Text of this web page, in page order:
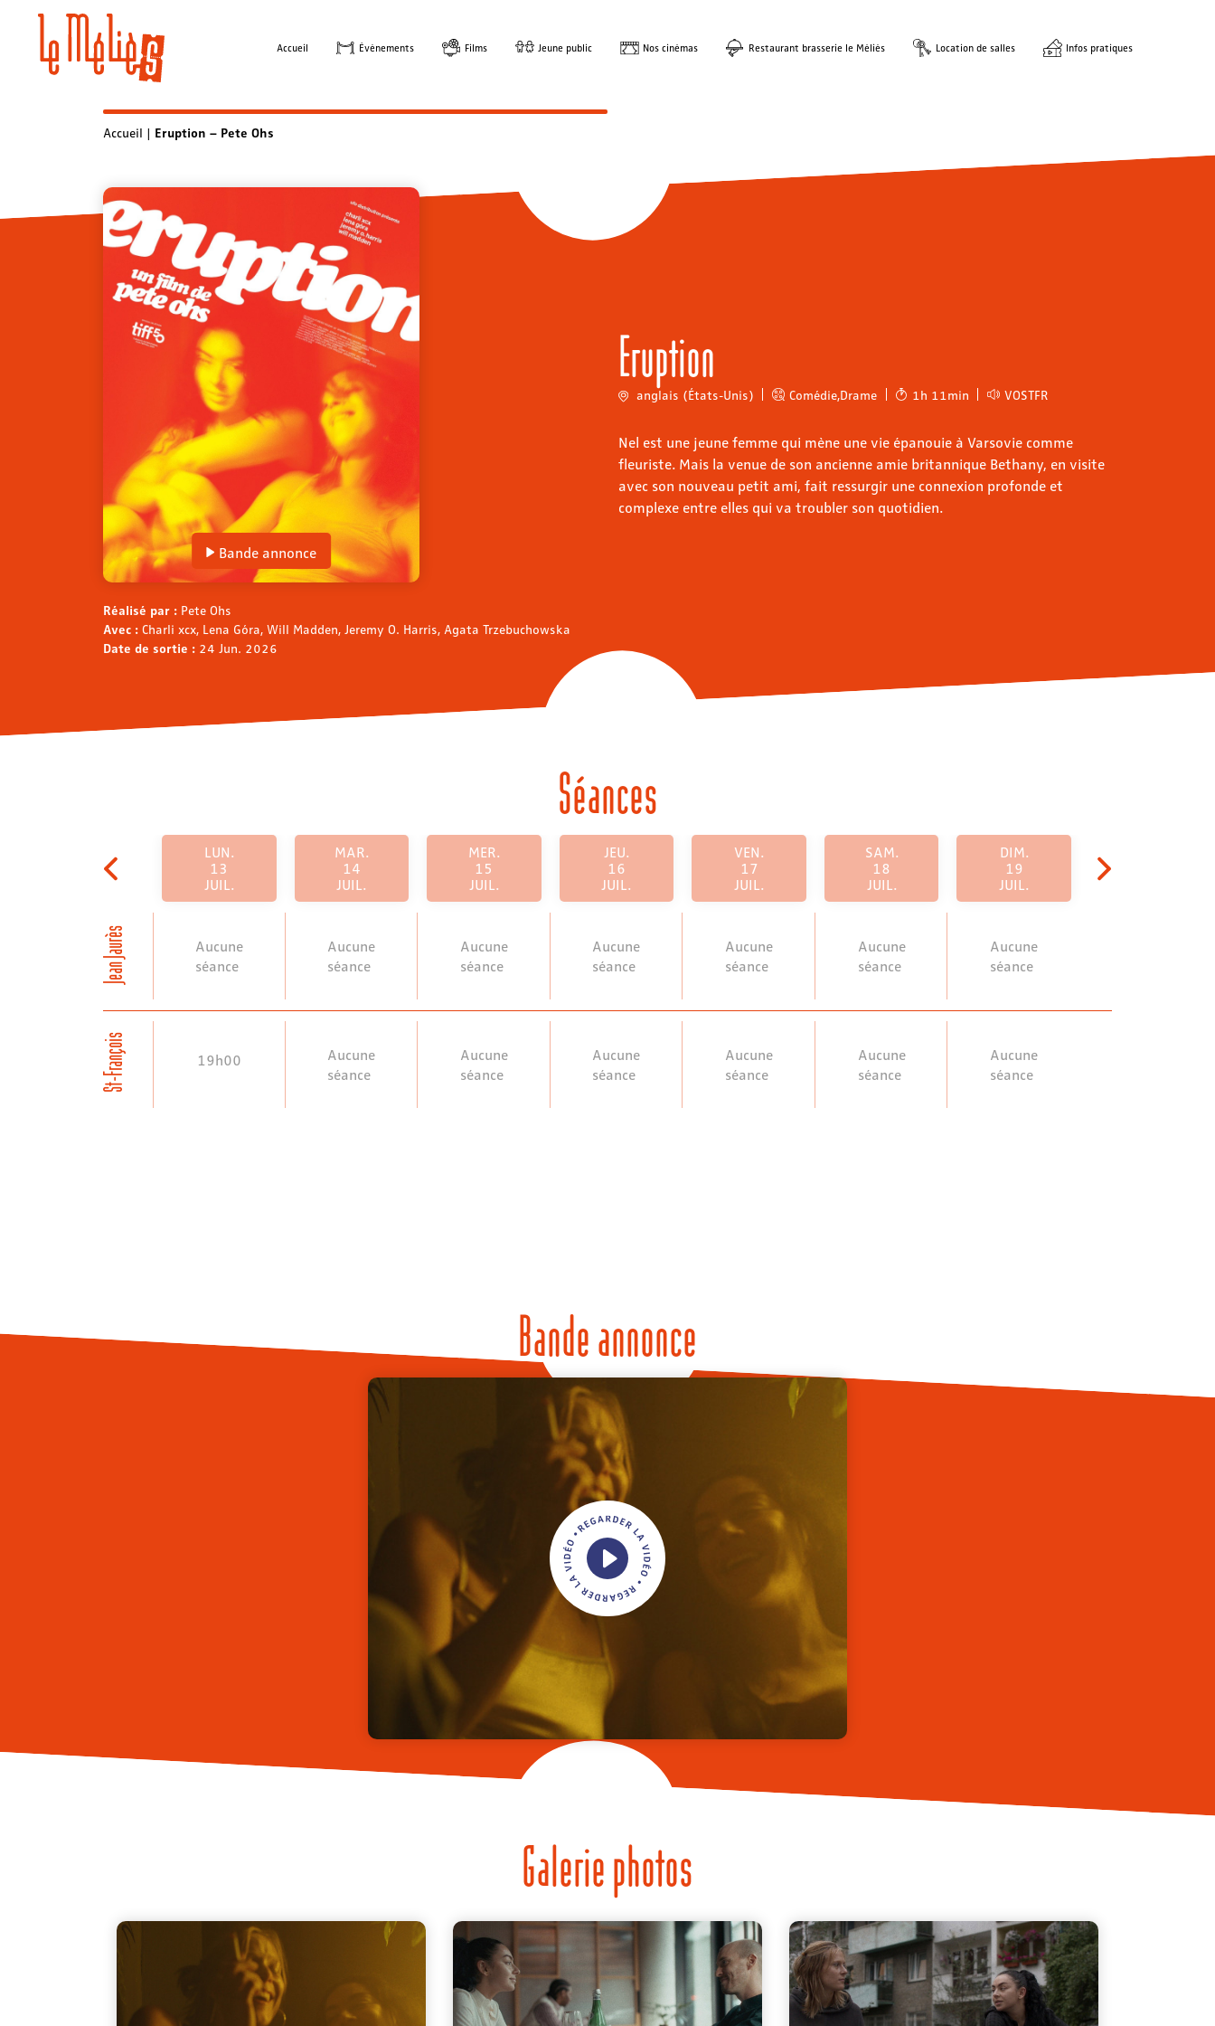
Accueil Évènements Films Jeune public Nos cinémas Restaurant brasserie le Méliès Location de salles Infos pratiques
Accueil | Eruption – Pete Ohs
Bande annonce
Réalisé par : Pete Ohs
Avec : Charli xcx, Lena Góra, Will Madden, Jeremy O. Harris, Agata Trzebuchowska
Date de sortie : 24 Jun. 2026
Eruption
anglais (États-Unis) Comédie,Drame 1h 11min VOSTFR
Nel est une jeune femme qui mène une vie épanouie à Varsovie comme
fleuriste. Mais la venue de son ancienne amie britannique Bethany, en visite
avec son nouveau petit ami, fait ressurgir une connexion profonde et
complexe entre elles qui va troubler son quotidien.
Séances
Jean Jaurès
St-François
LUN.
13
JUIL.
Aucune
séance
19h00
MAR.
14
JUIL.
Aucune
séance
Aucune
séance
MER.
15
JUIL.
Aucune
séance
Aucune
séance
JEU.
16
JUIL.
Aucune
séance
Aucune
séance
VEN.
17
JUIL.
Aucune
séance
Aucune
séance
SAM.
18
JUIL.
Aucune
séance
Aucune
séance
DIM.
19
JUIL.
Aucune
séance
Aucune
séance
Bande annonce
Galerie photos